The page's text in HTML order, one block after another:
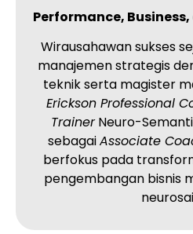
Performance,
Wirausahawan sukses
manajemen strategis
teknik serta magister
Erickson Professional
TrainerNeuro-
sebagaiAssociate
berfokus pada
pengembangan bisnis